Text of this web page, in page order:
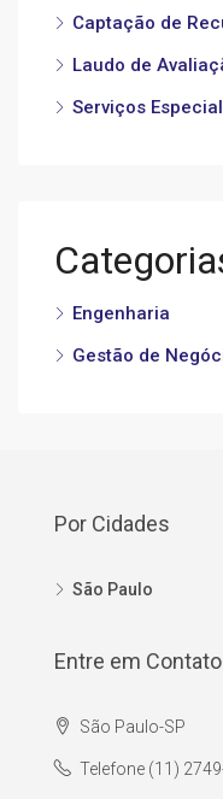
Captação de
Laudo de
Serviços
Engenharia
Gestão de
Por Cidades
São Paulo
Entre em Contato
São Paulo-SP
Telefone (11)